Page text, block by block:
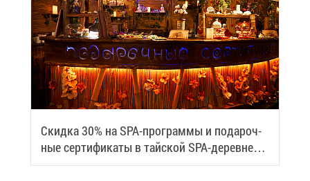
Скид­ка 30% на SPA-про­грам­мы и по­да­роч­
ные сер­ти­фи­ка­ты в тай­ской SPA-де­ревне
Samui